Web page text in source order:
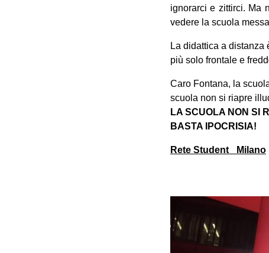
ignorarci e zittirci. Ma
vedere la scuola
La didattica a distanza
più solo frontale e
Caro Fontana, la
scuola non si riapre
LA SCUOLA NON SI
BASTA IPOCRISIA!
Rete Student_ Milano